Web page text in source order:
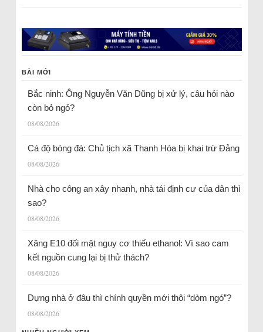
BÀI MỚI
Bắc ninh: Ông Nguyễn Văn Dũng bị xử lý, câu hỏi nào
còn bỏ ngỏ?
08/08/2026
Cá độ bóng đá: Chủ tịch xã Thanh Hóa bị khai trừ Đảng
08/08/2026
Nhà cho công an xây nhanh, nhà tái định cư của dân thì
sao?
08/08/2026
Xăng E10 đối mặt nguy cơ thiếu ethanol: Vì sao cam
kết nguồn cung lại bị thử thách?
08/08/2026
Dựng nhà ở đâu thì chính quyền mới thôi “dòm ngó”?
08/08/2026